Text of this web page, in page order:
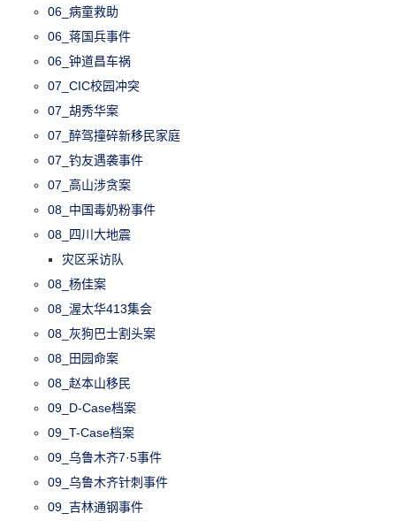
06_病童救助
06_蒋国兵事件
06_钟道昌车祸
07_CIC校园冲突
07_胡秀华案
07_醉驾撞碎新移民家庭
07_钓友遇袭事件
07_高山涉贪案
08_中国毒奶粉事件
08_四川大地震
灾区采访队
08_杨佳案
08_渥太华413集会
08_灰狗巴士割头案
08_田园命案
08_赵本山移民
09_D-Case档案
09_T-Case档案
09_乌鲁木齐7·5事件
09_乌鲁木齐针刺事件
09_吉林通钢事件